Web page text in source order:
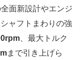
面新設計やエンジ
ャフトまわりの強
、最大トルク
まで引き上げら